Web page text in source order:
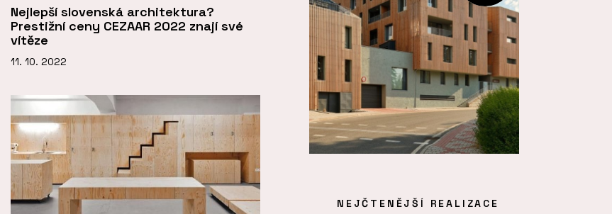
Nejlepší slovenská architektura?
Prestižní ceny CEZAAR 2022 znají své
vítěze
11. 10. 2022
NEJČTENĚJŠÍ REALIZACE